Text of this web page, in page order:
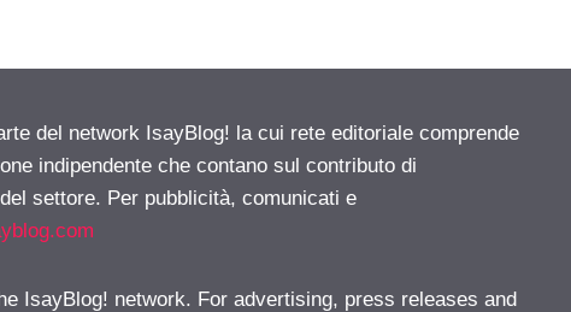
del network IsayBlog! la cui rete editoriale comprende
indipendente che contano sul contributo di
settore. Per pubblicità, comunicati e
IsayBlog! network. For advertising, press releases and